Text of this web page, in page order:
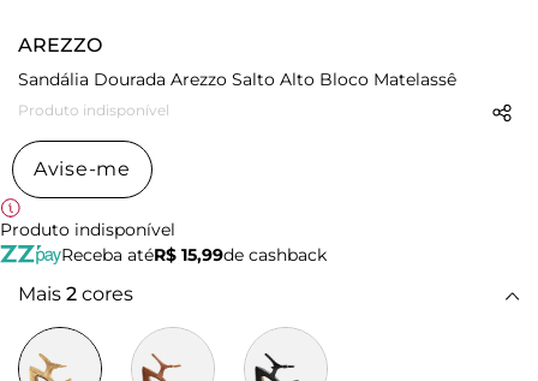
AREZZO
Sandália Dourada Arezzo Salto Alto Bloco Matelassê
Produto indisponível
Avise-me
Produto indisponível
Receba atéR$ 15,99de cashback
Mais 2 cores